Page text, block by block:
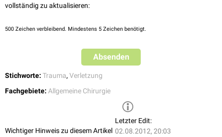
vollständig zu aktualisieren:
500 Zeichen verbleibend. Mindestens 5 Zeichen benötigt.
Absenden
Stichworte: Trauma, Verletzung
Fachgebiete: Allgemeine Chirurgie
Wichtiger Hinweis zu diesem Artikel
Letzter Edit:
02.08.2012, 20:03